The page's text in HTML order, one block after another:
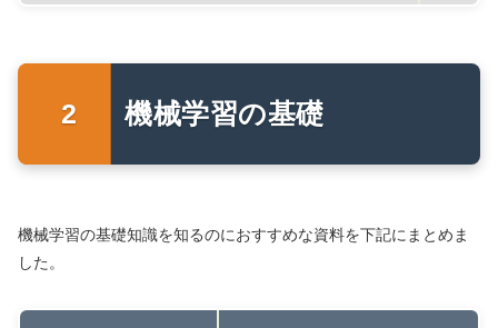
機械学習の基礎
機械学習の基礎知識を知るのにおすすめな資料を下記にまとめま
した。